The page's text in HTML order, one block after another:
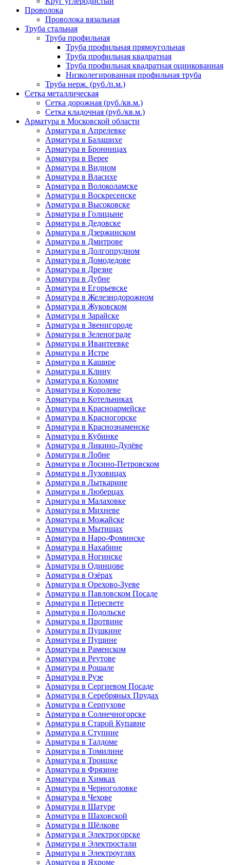
Проволока
Проволока вязальная
Труба стальная
Труба профильная
Труба профильная прямоугольная
Труба профильная квадратная
Труба профильная квадратная оцинкованная
Низколегированная профильная труба
Труба нерж. (руб./п.м.)
Сетка металлическая
Сетка дорожная (руб./кв.м.)
Сетка кладочная (руб./кв.м.)
Арматура в Московской области
Арматура в Апрелевке
Арматура в Балашихе
Арматура в Бронницах
Арматура в Верее
Арматура в Видном
Арматура в Власихе
Арматура в Волоколамске
Арматура в Воскресенске
Арматура в Высоковске
Арматура в Голицыне
Арматура в Дедовске
Арматура в Дзержинском
Арматура в Дмитрове
Арматура в Долгопрудном
Арматура в Домодедове
Арматура в Дрезне
Арматура в Дубне
Арматура в Егорьевске
Арматура в Железнодорожном
Арматура в Жуковском
Арматура в Зарайске
Арматура в Звенигороде
Арматура в Зеленограде
Арматура в Ивантеевке
Арматура в Истре
Арматура в Кашире
Арматура в Клину
Арматура в Коломне
Арматура в Королеве
Арматура в Котельниках
Арматура в Красноармейске
Арматура в Красногорске
Арматура в Краснознаменске
Арматура в Кубинке
Арматура в Ликино-Дулёве
Арматура в Лобне
Арматура в Лосино-Петровском
Арматура в Луховицах
Арматура в Лыткарине
Арматура в Люберцах
Арматура в Малаховке
Арматура в Михневе
Арматура в Можайске
Арматура в Мытищах
Арматура в Наро-Фоминске
Арматура в Нахабине
Арматура в Ногинске
Арматура в Одинцове
Арматура в Озёрах
Арматура в Орехово-Зуеве
Арматура в Павловском Посаде
Арматура в Пересвете
Арматура в Подольске
Арматура в Протвине
Арматура в Пушкине
Арматура в Пущине
Арматура в Раменском
Арматура в Реутове
Арматура в Рошале
Арматура в Рузе
Арматура в Сергиевом Посаде
Арматура в Серебряных Прудах
Арматура в Серпухове
Арматура в Солнечногорске
Арматура в Старой Купавне
Арматура в Ступине
Арматура в Талдоме
Арматура в Томилине
Арматура в Троицке
Арматура в Фрязине
Арматура в Химках
Арматура в Черноголовке
Арматура в Чехове
Арматура в Шатуре
Арматура в Шаховской
Арматура в Щёлкове
Арматура в Электрогорске
Арматура в Электростали
Арматура в Электроуглях
Арматура в Яхроме